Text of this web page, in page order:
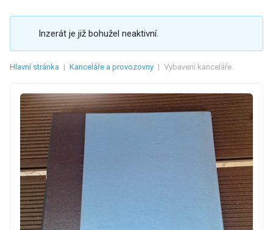
Inzerát je již bohužel neaktivní.
Hlavní stránka | Kanceláře a provozovny | Vybavení kanceláře